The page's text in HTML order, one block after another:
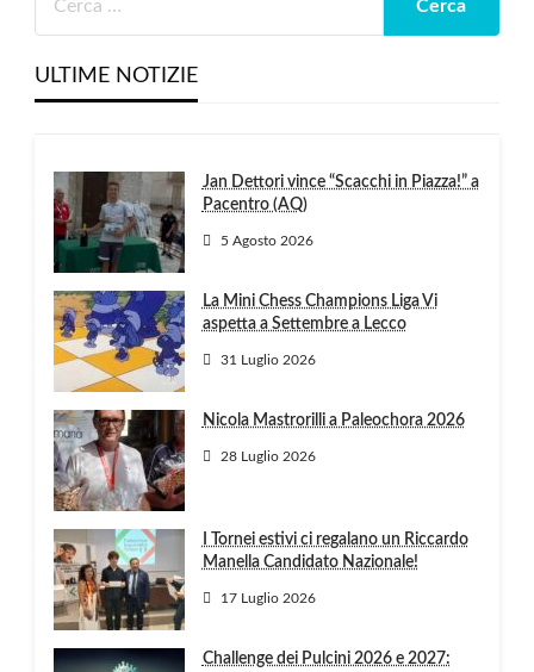
ULTIME NOTIZIE
Jan Dettori vince “Scacchi in Piazza!” a
Pacentro (AQ)
5 Agosto 2026
La Mini Chess Champions Liga Vi
aspetta a Settembre a Lecco
31 Luglio 2026
Nicola Mastrorilli a Paleochora 2026
28 Luglio 2026
I Tornei estivi ci regalano un Riccardo
Manella Candidato Nazionale!
17 Luglio 2026
Challenge dei Pulcini 2026 e 2027: